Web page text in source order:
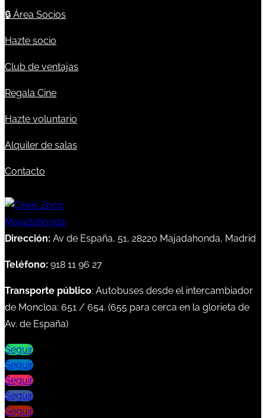
🔒 Área Socios
Hazte socio
Club de ventajas
Regala Cine
Hazte voluntario
Alquiler de salas
Contacto
Dirección: Av de España, 51, 28220 Majadahonda, Madrid
Teléfono: 918 11 96 27
Transporte público: Autobuses desde el intercambiador
de Moncloa: 651 / 654. (655 para cerca en la glorieta de
Av. de España)
Seguir
Seguir
Seguir
Seguir
Seguir